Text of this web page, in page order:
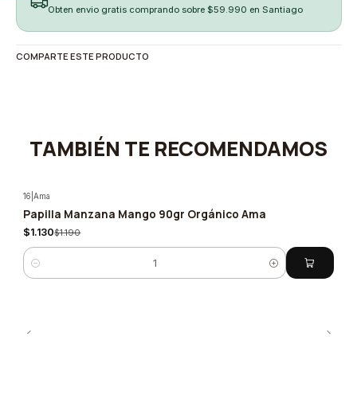
Obten envio gratis comprando sobre $59.990 en Santiago
COMPARTE ESTE PRODUCTO
TAMBIÉN TE RECOMENDAMOS
-5%
16 |Ama
Papilla Manzana Mango 90gr Orgánico Ama
$1.130$1.190
Cantidad